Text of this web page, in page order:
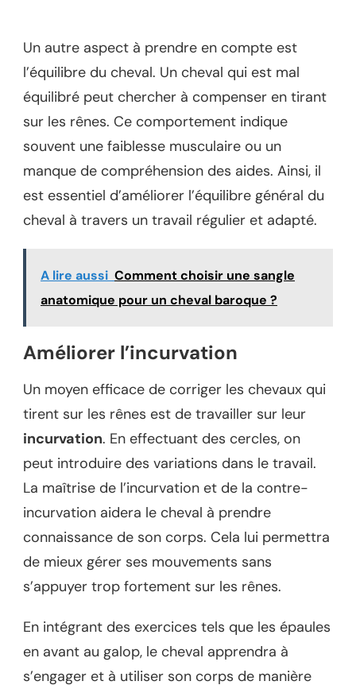
Un autre aspect à prendre en compte est
l’équilibre du cheval. Un cheval qui est mal
équilibré peut chercher à compenser en tirant
sur les rênes. Ce comportement indique
souvent une faiblesse musculaire ou un
manque de compréhension des aides. Ainsi, il
est essentiel d’améliorer l’équilibre général du
cheval à travers un travail régulier et adapté.
A lire aussi Comment choisir une sangle
anatomique pour un cheval baroque ?
Améliorer l’incurvation
Un moyen efficace de corriger les chevaux qui
tirent sur les rênes est de travailler sur leur
incurvation. En effectuant des cercles, on
peut introduire des variations dans le travail.
La maîtrise de l’incurvation et de la contre-
incurvation aidera le cheval à prendre
connaissance de son corps. Cela lui permettra
de mieux gérer ses mouvements sans
s’appuyer trop fortement sur les rênes.
En intégrant des exercices tels que les épaules
en avant au galop, le cheval apprendra à
s’engager et à utiliser son corps de manière